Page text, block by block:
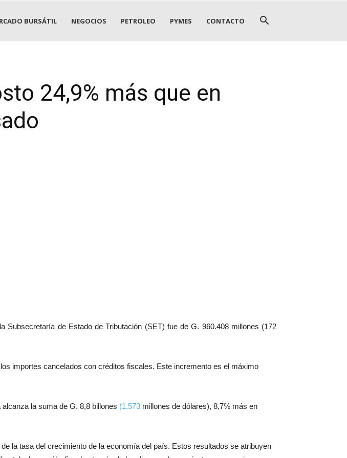
BURSÁTIL NEGOCIOS PETROLEO PYMES CONTACTO
24,9% más que en
de Estado de Tributación (SET) fue de G. 960.408 millones (172
importes cancelados con créditos fiscales. Este incremento es el máximo
la suma de G. 8,8 billones (1.573 millones de dólares), 8,7% más en
la tasa del crecimiento de la economía del país. Estos resultados se atribuyen